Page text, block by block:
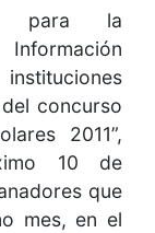
para la
concurso
2011”,
10 de
que
mes, en el